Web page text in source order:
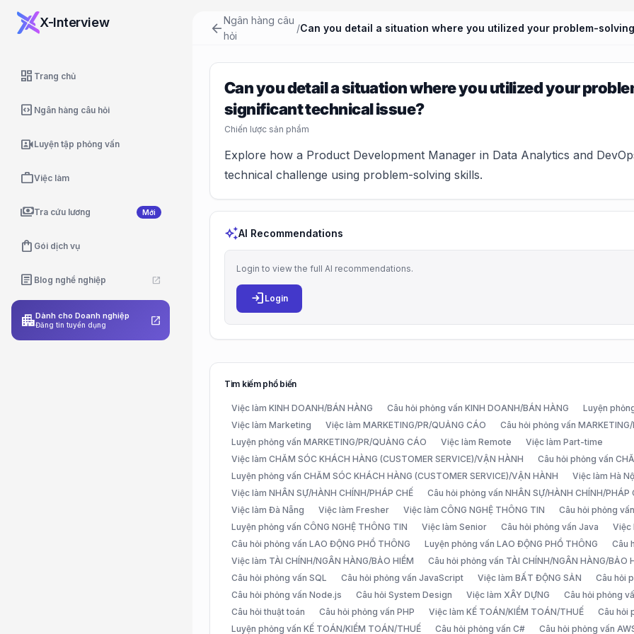
X-Interview
dashboard Trang chủ
code_blocks Ngân hàng câu hỏi
video_camera_frontLuyện tập phỏng vấn
workViệc làm
paymentsTra cứu lương Mới
shopping_bag Gói dịch vụ
article Blog nghề nghiệp open_in_new
apartmentDành cho Doanh nghiệp
Đăng tin tuyển dụng open_in_new
arrow_backNgân hàng câu
hỏi
/
Can you detail a situation where you utilized your
significant technical issue?
Chiến lược sản phẩm
Explore how a Product Development Manager in Data Analytics and
technical challenge using problem-solving skills.
auto_awesomeAI Recommendations
Login to view the full AI recommendations.
login Login
Tìm kiếm phổ biến
Việc làm KINH DOANH/BÁN HÀNG Câu hỏi phỏng vấn KINH DOANH/BÁN HÀNG Luyện
Việc làm Marketing
Việc làm MARKETING/PR/QUẢNG CÁO
Câu hỏi phỏng vấn
Luyện phỏng vấn MARKETING/PR/QUẢNG CÁO
Việc làm Remote
Việc làm Part-time
Việc làm CHĂM SÓC KHÁCH HÀNG (CUSTOMER SERVICE)/VẬN HÀNH
Câu hỏi phỏng vấn
Luyện phỏng vấn CHĂM SÓC KHÁCH HÀNG (CUSTOMER SERVICE)/VẬN HÀNH
Việc làm Hà
Việc làm NHÂN SỰ/HÀNH CHÍNH/PHÁP CHẾ
Câu hỏi phỏng vấn NHÂN SỰ/HÀNH CHÍNH/PHÁP
Việc làm Đà Nẵng
Việc làm Fresher Việc làm CÔNG NGHỆ THÔNG TIN
Câu hỏi phỏng
Luyện phỏng vấn CÔNG NGHỆ THÔNG TIN
Việc làm Senior Câu hỏi phỏng vấn Java
Việc
Câu hỏi phỏng vấn LAO ĐỘNG PHỔ THÔNG
Luyện phỏng vấn LAO ĐỘNG PHỔ THÔNG Câu
Việc làm TÀI CHÍNH/NGÂN HÀNG/BẢO HIỂM
Câu hỏi phỏng vấn TÀI CHÍNH/NGÂN HÀNG/BẢO
Câu hỏi phỏng vấn SQL
Câu hỏi phỏng vấn JavaScript Việc làm BẤT ĐỘNG SẢN Câu hỏi
Câu hỏi phỏng vấn Node.js
Câu hỏi System Design Việc làm XÂY DỰNG Câu hỏi phỏng
Câu hỏi thuật toán
Câu hỏi phỏng vấn PHP Việc làm KẾ TOÁN/KIỂM TOÁN/THUẾ
Câu hỏi
Luyện phỏng vấn KẾ TOÁN/KIỂM TOÁN/THUẾ
Câu hỏi phỏng vấn C# Câu hỏi phỏng vấn